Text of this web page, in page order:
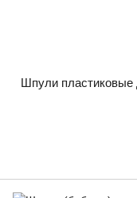
Шпули